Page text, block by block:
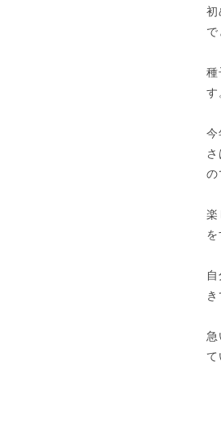
初
種
す
今
の
楽
急
て